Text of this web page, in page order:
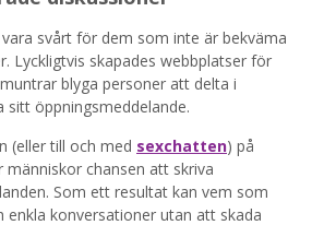
svårt för dem som inte är bekväma
Lyckligtvis skapades webbplatser för
blyga personer att delta i
sitt öppningsmeddelande.
(eller till och med sexchatten) på
chansen att skriva
Som ett resultat kan vem som
enkla konversationer utan att skada